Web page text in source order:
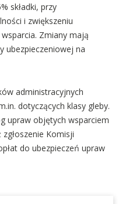
składki, przy
i zwiększeniu
Zmiany mają
ubezpieczeniowej na
administracyjnych
dotyczących klasy gleby.
upraw objętych wsparciem
Komisji
do ubezpieczeń upraw